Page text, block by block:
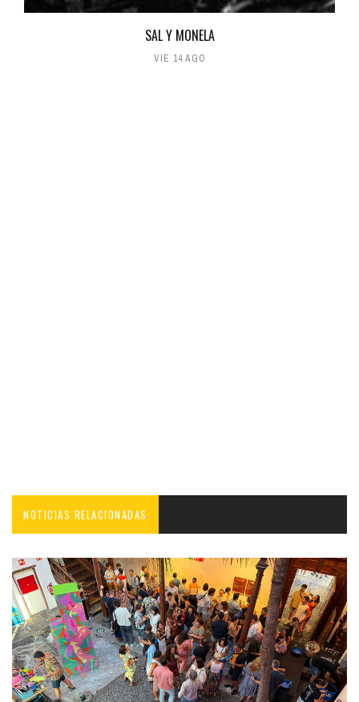
SAL Y MONELA
VIE 14 AGO
NOTICIAS RELACIONADAS